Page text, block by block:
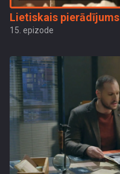
Lietiskais pierādījums
15. epizode